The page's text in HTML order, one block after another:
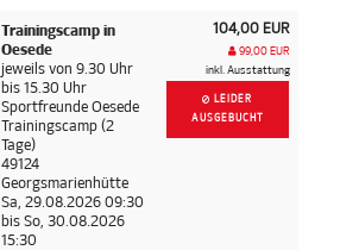
Trainingscamp in
Oesede
jeweils von 9.30 Uhr
bis 15.30 Uhr
Sportfreunde Oesede
Trainingscamp (2
Tage)
49124
Georgsmarienhütte
Sa, 29.08.2026 09:30
bis So, 30.08.2026
15:30
104,00 EUR
99,00 EUR
inkl. Ausstattung
LEIDER
AUSGEBUCHT